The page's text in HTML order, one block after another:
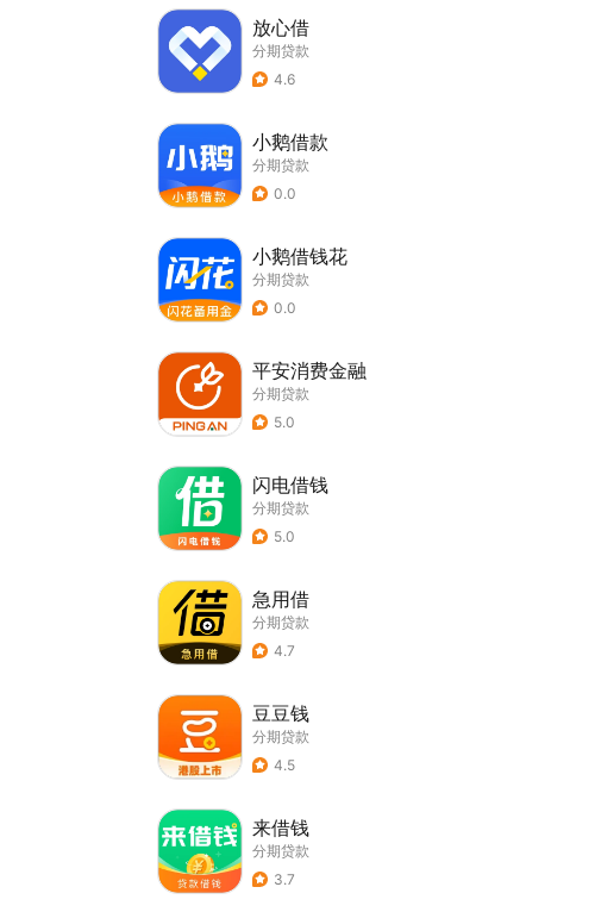
放心借
分期贷款
4.6
小鹅借款
分期贷款
0.0
小鹅借钱花
分期贷款
0.0
平安消费金融
分期贷款
5.0
闪电借钱
分期贷款
5.0
急用借
分期贷款
4.7
豆豆钱
分期贷款
4.5
来借钱
分期贷款
3.7